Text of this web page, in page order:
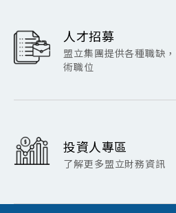
人才招募
盟立集團提供各種職缺
術職位
投資人專區
了解更多盟立財務資訊